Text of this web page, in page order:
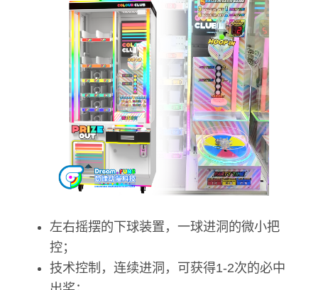
左右摇摆的下球装置，一球进洞的微小把
控；
技术控制，连续进洞，可获得1-2次的必中